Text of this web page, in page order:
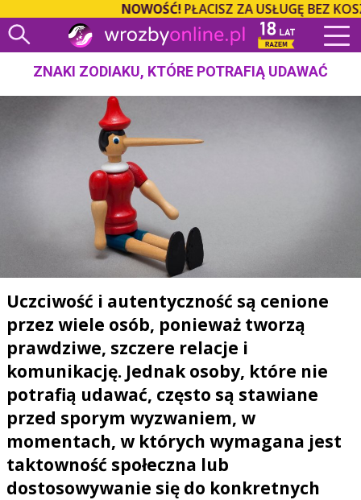
NOWOŚĆ!PŁACISZ ZA USŁUGĘ BEZ
ZNAKI ZODIAKU, KTÓRE POTRAFIĄ UDAWAĆ
Uczciwość i autentyczność są cenione
przez wiele osób, ponieważ tworzą
prawdziwe, szczere relacje i
komunikację. Jednak osoby, które nie
potrafią udawać, często są stawiane
przed sporym wyzwaniem, w
momentach, w których wymagana jest
taktowność społeczna lub
dostosowywanie się do konkretnych